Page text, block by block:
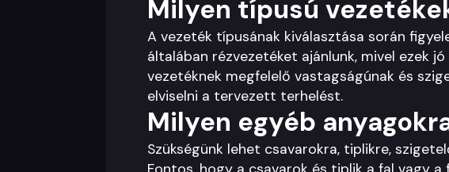
Milyen típusú
A vezeték típusának kiválasztása során
általában rézvezetéket ajánlunk, mivel ezek
vezetéknek megfelelő vastagságúnak és
elviselni a tervezett terhelést.
Milyen egyéb
Szükségünk lehet csavarokra, tiplikre,